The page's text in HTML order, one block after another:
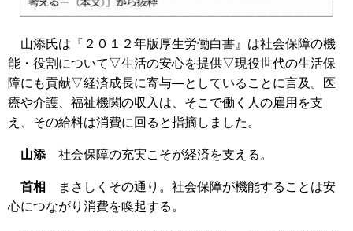
山添氏は『２０１２年版厚生労働白書』は社会保障の機
能・役割について▽生活の安心を提供▽現役世代の生活保
障にも貢献▽経済成長に寄与―としていることに言及。医
療や介護、福祉機関の収入は、そこで働く人の雇用を支
え、その給料は消費に回ると指摘しました。
山添 社会保障の充実こそが経済を支える。
首相
まさしくその通り。社会保障が機能することは安
心につながり消費を喚起する。